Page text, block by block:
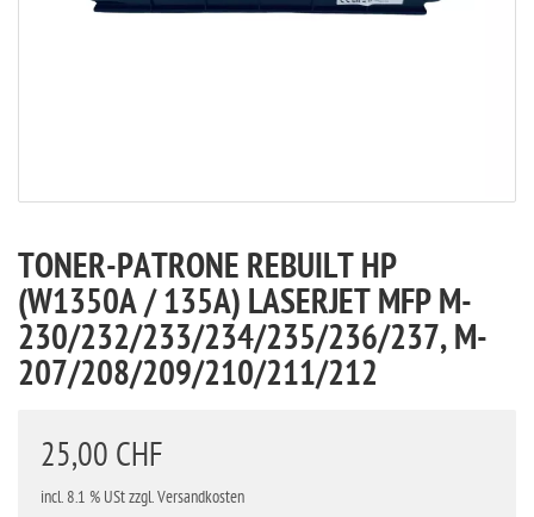
TONER-PATRONE REBUILT HP
(W1350A / 135A) LASERJET MFP M-
230/232/233/234/235/236/237, M-
207/208/209/210/211/212
25,00 CHF
incl. 8.1 % USt zzgl. Versandkosten